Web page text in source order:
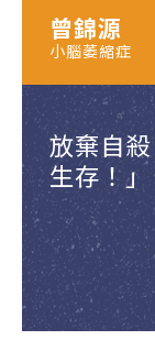
放棄自
生存！」
曾錦源
小腦萎縮症